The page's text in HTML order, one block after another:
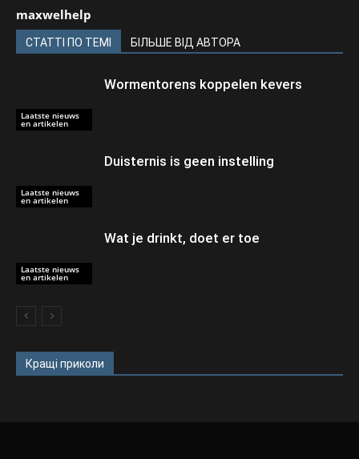
maxwelhelp
СТАТТІ ПО ТЕМІ БІЛЬШЕ ВІД АВТОРА
Laatste nieuws
en artikelen
Wormentorens koppelen kevers
Laatste nieuws
en artikelen
Duisternis is geen instelling
Laatste nieuws
en artikelen
Wat je drinkt, doet er toe
Кращі приколи